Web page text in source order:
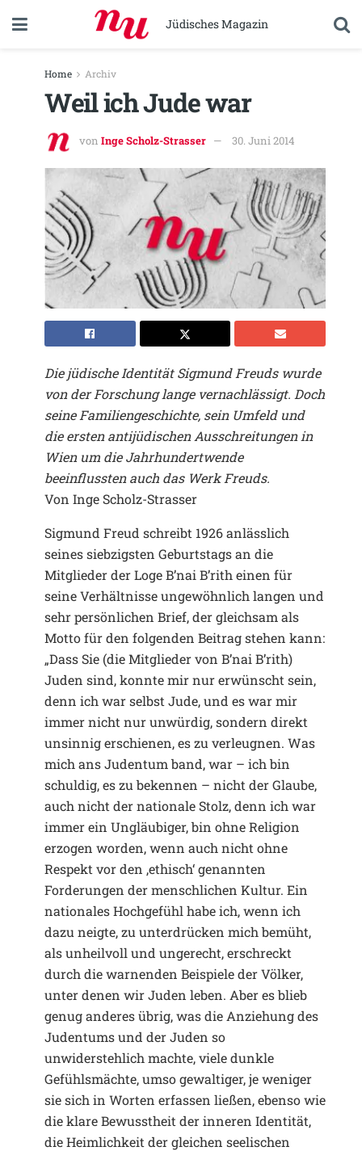
Jüdisches Magazin
Home Archiv
Weil ich Jude war
von Inge Scholz-Strasser 30. Juni 2014
Die jüdische Identität Sigmund Freuds wurde
von der Forschung lange vernachlässigt. Doch
seine Familiengeschichte, sein Umfeld und
die ersten antijüdischen Ausschreitungen in
Wien um die Jahrhundertwende
beeinflussten auch das Werk Freuds.
Von Inge Scholz-Strasser
Sigmund Freud schreibt 1926 anlässlich
seines siebzigsten Geburtstags an die
Mitglieder der Loge B’nai B’rith einen für
seine Verhältnisse ungewöhnlich langen und
sehr persönlichen Brief, der gleichsam als
Motto für den folgenden Beitrag stehen kann:
„Dass Sie (die Mitglieder von B’nai B’rith)
Juden sind, konnte mir nur erwünscht sein,
denn ich war selbst Jude, und es war mir
immer nicht nur unwürdig, sondern direkt
unsinnig erschienen, es zu verleugnen. Was
mich ans Judentum band, war – ich bin
schuldig, es zu bekennen – nicht der Glaube,
auch nicht der nationale Stolz, denn ich war
immer ein Ungläubiger, bin ohne Religion
erzogen worden, wenn auch nicht ohne
Respekt vor den ‚ethisch‘ genannten
Forderungen der menschlichen Kultur. Ein
nationales Hochgefühl habe ich, wenn ich
dazu neigte, zu unterdrücken mich bemüht,
als unheilvoll und ungerecht, erschreckt
durch die warnenden Beispiele der Völker,
unter denen wir Juden leben. Aber es blieb
genug anderes übrig, was die Anziehung des
Judentums und der Juden so
unwiderstehlich machte, viele dunkle
Gefühlsmächte, umso gewaltiger, je weniger
sie sich in Worten erfassen ließen, ebenso wie
die klare Bewusstheit der inneren Identität,
die Heimlichkeit der gleichen seelischen